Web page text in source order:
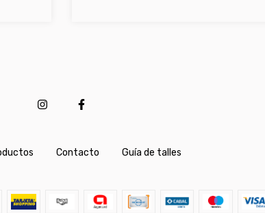
Contacto Guía de talles